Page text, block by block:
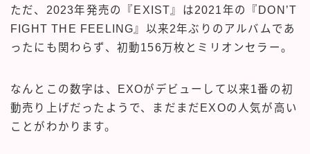
ただ、2023年発売の『EXIST』は2021年の『DON’T
FIGHT THE FEELING』以来2年ぶりのアルバムであ
ったにも関わらず、初動156万枚とミリオンセラー。
なんとこの数字は、EXOがデビューして以来1番の初
動売り上げだったようで、まだまだEXOの人気が高い
ことがわかります。